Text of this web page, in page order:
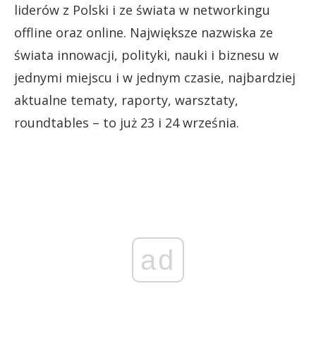
liderów z Polski i ze świata w networkingu
offline oraz online. Największe nazwiska ze
świata innowacji, polityki, nauki i biznesu w
jednymi miejscu i w jednym czasie, najbardziej
aktualne tematy, raporty, warsztaty,
roundtables – to już 23 i 24 września.
ad